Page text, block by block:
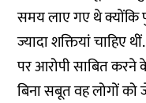
समय लाए गए थे क्योंकि
ज्यादा शक्तियां चाहिए
पर आरोपी साबित करने
बिना सबूत वह लोगों